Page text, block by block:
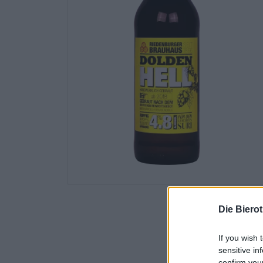
Die
If you wish
sensitive